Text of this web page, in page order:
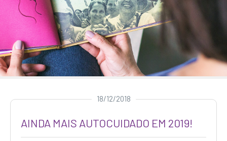
18/12/2018
AINDA MAIS AUTOCUIDADO EM 2019!